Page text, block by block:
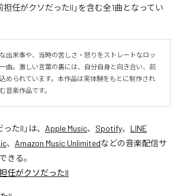
担任がクソだったII」を含む全1曲となってい
出来事や、当時の苦しさ・怒りをストレートなロッ
曲。激しい言葉の裏には、自分自身と向き合い、前
められています。本作品は実体験をもとに制作され
音楽作品です。
ったII 」は、 Apple Music、 Spotify、 LINE
、 Amazon Music Unlimitedなどの音楽配信サ
きる。
任がクソだったII